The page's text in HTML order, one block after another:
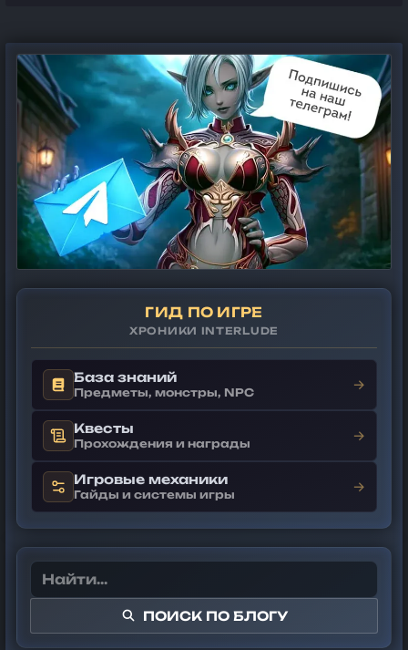
ГИД ПО ИГРЕ
ХРОНИКИ INTERLUDE
База знаний
Предметы, монстры, NPC →
Квесты
Прохождения и награды →
Игровые механики
Гайды и системы игры →
ПОИСК ПО БЛОГУ